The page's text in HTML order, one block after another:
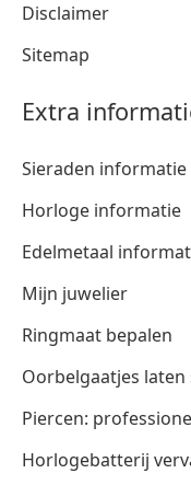
Disclaimer
Sitemap
Extra
Sieraden informatie
Horloge informatie
Edelmetaal
Mijn juwelier
Ringmaat bepalen
Oorbelgaatjes
Piercen:
Horlogebatterij